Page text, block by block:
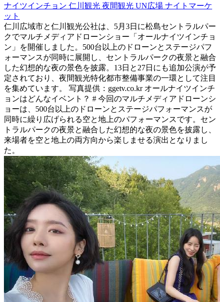
ナイツインチョン 仁川観光 夜間観光 UN広場 ナイトマーケ
ット
仁川広域市と仁川観光公社は、5月3日に松島セントラルパー
クでマルチメディアドローンショー「オールナイツインチョ
ン」を開催しました。500台以上のドローンとステージパフ
ォーマンスが同時に展開し、セントラルパークの夜景と融合
した幻想的な夜の景色を披露。13日と27日にも追加公演が予
定されており、夜間観光特化都市整備事業の一環として注目
を集めています。 写真提供：ggetv.co.kr オールナイツインチ
ョンはどんなイベント？ # 今回のマルチメディアドローンシ
ョーは、500台以上のドローンとステージパフォーマンスが
同時に繰り広げられる空と地上のパフォーマンスです。セン
トラルパークの夜景と融合した幻想的な夜の景色を披露し、
来場者を空と地上の両方向から楽しませる演出となりまし
た。